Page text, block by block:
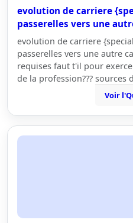
evolution de carriere
passerelles vers une
evolution de carriere
passerelles vers une autre
requises faut t'il pour
de la profession??? sources
Voir